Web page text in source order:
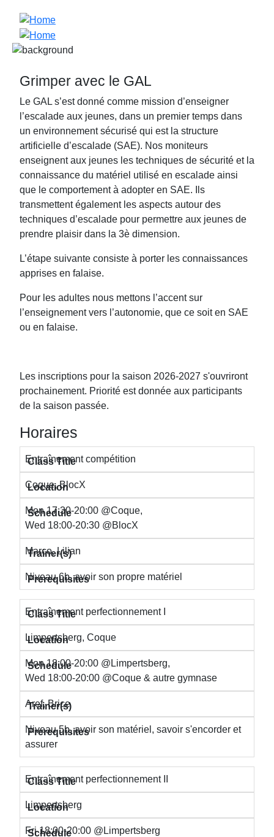
Grimper avec le GAL
Le GAL s’est donné comme mission d’enseigner
l’escalade aux jeunes, dans un premier temps dans
un environnement sécurisé qui est la structure
artificielle d’escalade (SAE). Nos moniteurs
enseignent aux jeunes les techniques de sécurité et la
connaissance du matériel utilisé en escalade ainsi
que le comportement à adopter en SAE. Ils
transmettent également les aspects autour des
techniques d’escalade pour permettre aux jeunes de
prendre plaisir dans la 3è dimension.
L’étape suivante consiste à porter les connaissances
apprises en falaise.
Pour les adultes nous mettons l’accent sur
l’enseignement vers l’autonomie, que ce soit en SAE
ou en falaise.
Les inscriptions pour la saison 2026-2027 s'ouvriront
prochainement. Priorité est donnée aux participants
de la saison passée.
Horaires
Entraînement compétition
Coque, BlocX
Mon 17:30-20:00 @Coque,
Wed 18:00-20:30 @BlocX
Marco, Lilian
Niveau 6b, avoir son propre matériel
Entraînement perfectionnement I
Limpertsberg, Coque
Mon 18:00-20:00 @Limpertsberg,
Wed 18:00-20:00 @Coque & autre gymnase
Aref, Brice
Niveau 5b, avoir son matériel, savoir s'encorder et
assurer
Entraînement perfectionnement II
Limpertsberg
Fri 18:00-20:00 @Limpertsberg